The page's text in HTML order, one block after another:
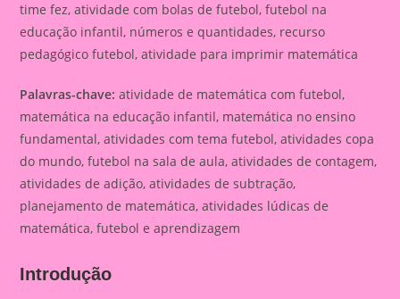
time fez, atividade com bolas de futebol, futebol na
educação infantil, números e quantidades, recurso
pedagógico futebol, atividade para imprimir matemática
Palavras-chave: atividade de matemática com futebol,
matemática na educação infantil, matemática no ensino
fundamental, atividades com tema futebol, atividades copa
do mundo, futebol na sala de aula, atividades de contagem,
atividades de adição, atividades de subtração,
planejamento de matemática, atividades lúdicas de
matemática, futebol e aprendizagem
Introdução